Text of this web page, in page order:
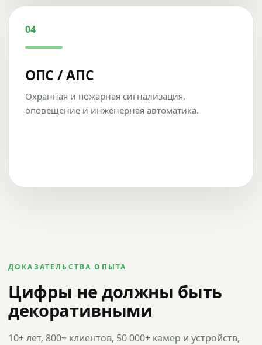
04
ОПС / АПС
Охранная и пожарная сигнализация,
оповещение и инженерная автоматика.
ДОКАЗАТЕЛЬСТВА ОПЫТА
Цифры не должны быть
декоративными
10+ лет, 800+ клиентов, 50 000+ камер и устройств,